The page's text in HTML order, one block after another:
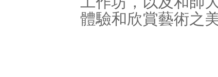
體驗和欣賞藝術之